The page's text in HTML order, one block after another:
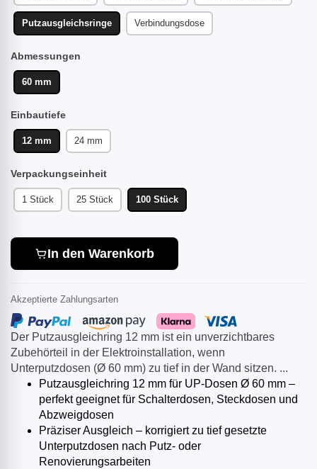
Der Putzausgleichring 12 mm ist ein unverzichtbares
Zubehörteil in der Elektroinstallation, wenn
Unterputzdosen (Ø 60 mm) zu tief in der Wand sitzen. ...
Putzausgleichring 12 mm für UP-Dosen Ø 60 mm –
perfekt geeignet für Schalterdosen, Steckdosen und
Abzweigdosen
Präziser Ausgleich – korrigiert zu tief gesetzte
Unterputzdosen nach Putz- oder
Renovierungsarbeiten
Putzausgleichsringe Verbindungsdose
Abmessungen
60 mm
Einbautiefe
12 mm 24 mm
Verpackungseinheit
1 Stück 25 Stück 100 Stück
In den Warenkorb
Akzeptierte Zahlungsarten